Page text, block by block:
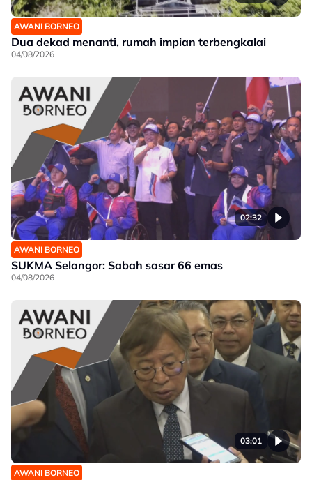
AWANI BORNEO
Dua dekad menanti, rumah impian terbengkalai
04/08/2026
02:32
AWANI BORNEO
SUKMA Selangor: Sabah sasar 66 emas
04/08/2026
03:01
AWANI BORNEO